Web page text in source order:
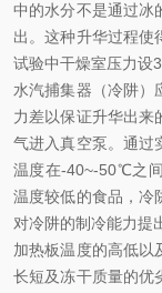
中的水分不是通过冰
出。这种升华过程使
试验中干燥室压力设
水汽捕集器（冷阱）
力差以保证升华出来
气进入真空泵。通过
温度在-40~-50℃之
温度较低的食品，冷
对冷阱的制冷能力提
加热板温度的高低以
长短及冻干质量的优